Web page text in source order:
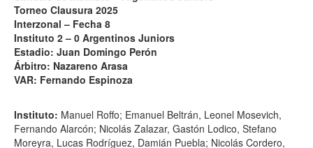
Torneo Clausura 2025
Interzonal – Fecha 8
Instituto 2 – 0 Argentinos Juniors
Estadio: Juan Domingo Perón
Árbitro: Nazareno Arasa
VAR: Fernando Espinoza
Instituto: Manuel Roffo; Emanuel Beltrán, Leonel Mosevich,
Fernando Alarcón; Nicolás Zalazar, Gastón Lodico, Stefano
Moreyra, Lucas Rodríguez, Damián Puebla; Nicolás Cordero,